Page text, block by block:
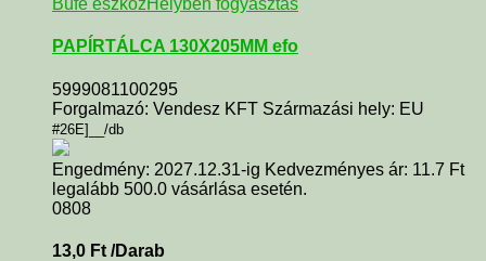
Büfé eszközHelyben fogyasztás
PAPÍRTÁLCA 130X205MM efo
5999081100295
Forgalmazó: Vendesz KFT Származási hely: EU
#26E]__/db
Engedmény: 2027.12.31-ig Kedvezményes ár: 11.7 Ft
legalább 500.0 vásárlása esetén.
0808
13,0 Ft /Darab